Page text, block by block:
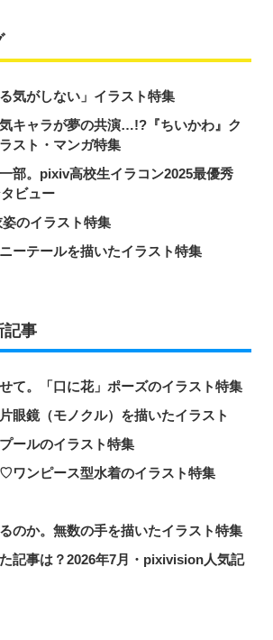
気がしない」イラスト特集
キャラが夢の共演…!?『ちいかわ』ク
スト・マンガ特集
部。pixiv高校生イラコン2025最優秀
ビュー
のイラスト特集
ーテールを描いたイラスト特集
記事
て。「口に花」ポーズのイラスト特集
眼鏡（モノクル）を描いたイラスト
ールのイラスト特集
ワンピース型水着のイラスト特集
のか。無数の手を描いたイラスト特集
記事は？2026年7月・pixivision人気記